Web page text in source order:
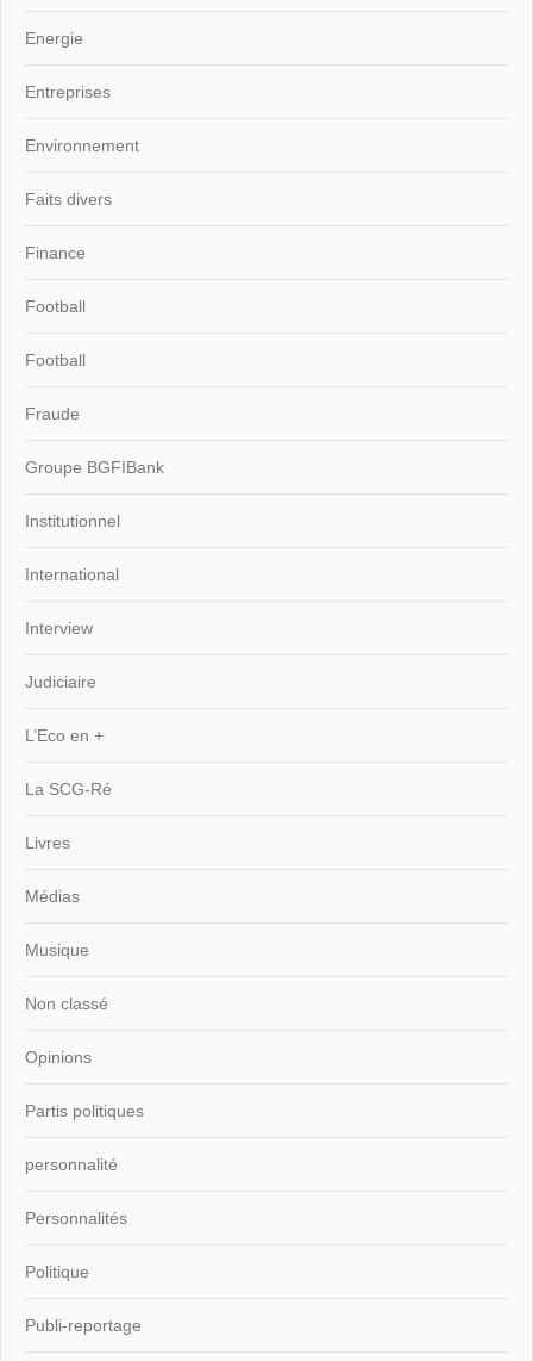
Energie
Entreprises
Environnement
Faits divers
Finance
Football
Football
Fraude
Groupe BGFIBank
Institutionnel
International
Interview
Judiciaire
L’Eco en +
La SCG-Ré
Livres
Médias
Musique
Non classé
Opinions
Partis politiques
personnalité
Personnalités
Politique
Publi-reportage